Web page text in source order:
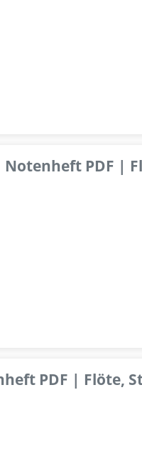
Notenheft PDF |
PDF | Flöte,